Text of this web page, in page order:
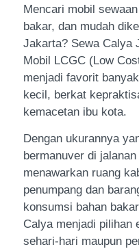
Mencari mobil
bakar, dan mudah
Jakarta? Sewa Calya
Mobil LCGC (Low
menjadi favorit
kecil, berkat
kemacetan ibu kota.
Dengan ukurannya
bermanuver di
menawarkan ruang
penumpang dan
konsumsi bahan
Calya menjadi pilihan
sehari-hari maupun